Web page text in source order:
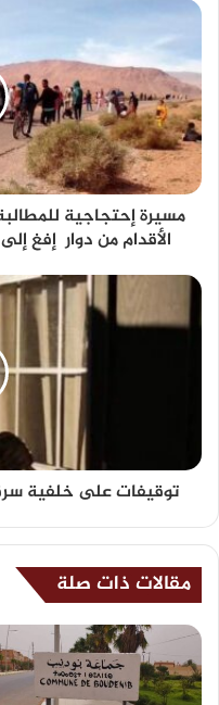
مسيرة إحتجاجية
الأقدام من دوار إفغ
توقيفات على خلفية
مقالات ذات صلة